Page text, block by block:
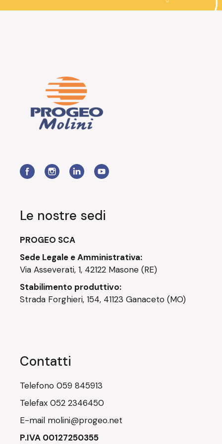
Le nostre sedi
PROGEO SCA
Sede Legale e Amministrativa:
Via Asseverati, 1, 42122 Masone (RE)
Stabilimento produttivo:
Strada Forghieri, 154, 41123 Ganaceto (MO)
Contatti
Telefono059 845913
Telefax052 2346450
E-mail molini@progeo.net
P.IVA 00127250355